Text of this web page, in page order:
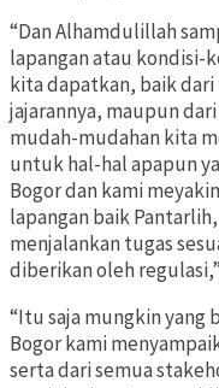
“Dan Alhamdulillah
lapangan atau kondisi-
kita dapatkan, baik
jajarannya, maupun
mudah-mudahan kita
untuk hal-hal apapun
Bogor dan kami
lapangan baik
menjalankan tugas
diberikan oleh
“Itu saja mungkin yang
Bogor kami
serta dari semua